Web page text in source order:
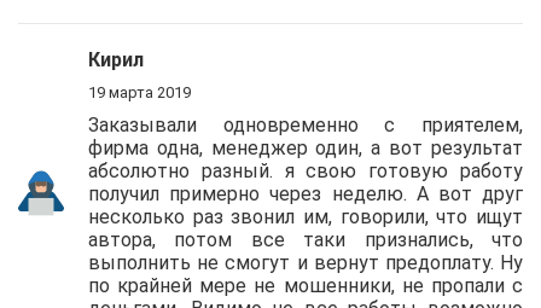
Кирил
19 марта 2019
Заказывали одновременно с приятелем,
фирма одна, менеджер один, а вот результат
абсолютно разный. я свою готовую работу
получил примерно через неделю. А вот друг
несколько раз звонил им, говорили, что ищут
автора, потом все таки признались, что
выполнить не смогут и вернут предоплату. Ну
по крайней мере не мошенники, не пропали с